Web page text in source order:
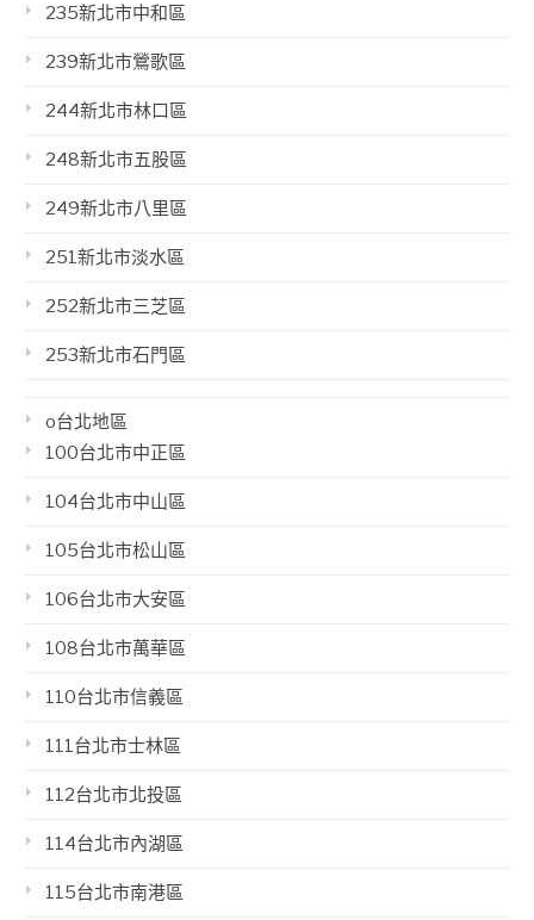
235新北市中和區
239新北市鶯歌區
244新北市林口區
248新北市五股區
249新北市八里區
251新北市淡水區
252新北市三芝區
253新北市石門區
o台北地區
100台北市中正區
104台北市中山區
105台北市松山區
106台北市大安區
108台北市萬華區
110台北市信義區
111台北市士林區
112台北市北投區
114台北市內湖區
115台北市南港區